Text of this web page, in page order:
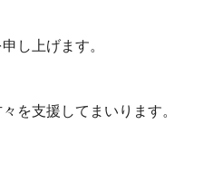
し上げます。
を支援してまいります。